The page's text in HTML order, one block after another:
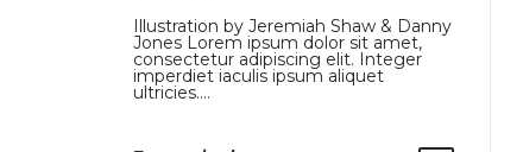
Illustration by Jeremiah Shaw & Danny
Jones Lorem ipsum dolor sit amet,
consectetur adipiscing elit. Integer
imperdiet iaculis ipsum aliquet
ultricies.…